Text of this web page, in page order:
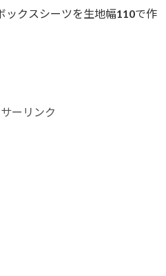
ックスシーツを生地幅110で作
ーリンク